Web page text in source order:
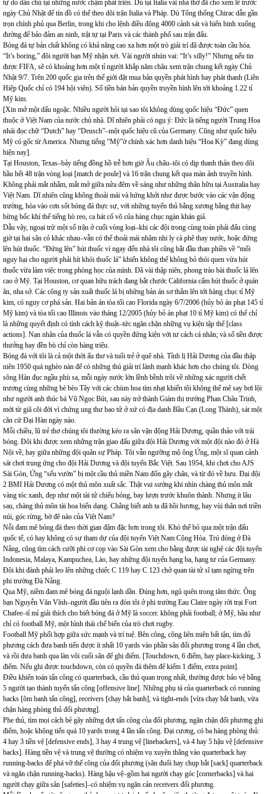
tự do dân chủ tại những nước chậm phát triển. Dù tại Italia vài nhà thờ đã cho xem lễ trước
ngày Chủ Nhật để tín đồ có thể theo dõi trận Italia và Pháp. Dù Tổng thống Chirac dẫn gần
trọn chính phủ qua Berlin, trong khi cho lệnh điều động 4000 cảnh sát và hiến binh xuống
đường để bảo đảm an ninh, trật tự tại Paris và các thành phố sau trận đấu.
Bóng đá tự bản chất không có khả năng cao xa hơn một trò giải trí đã được toàn cầu hóa.
“It’s boring,” đôi người bạn Mỹ nhận xét. Vài người nhún vai: “It’s silly!” Nhưng nếu tin
được FIFA, sẽ có khoảng hơn một tỉ người khắp năm châu xem trận chung kết ngày Chủ
Nhật 9/7. Trên 200 quốc gia trên thế giới đặt mua bản quyền phát hình hay phát thanh (Liên
Hiệp Quốc chỉ có 194 hội viên). Số tiền bán bản quyền truyền hình lên tới khoảng 1.22 tỉ
Mỹ kim.
[Xin mở một dấu ngoặc. Nhiều người hỏi tại sao tôi không dùng quốc hiệu “Đức” quen
thuộc ở Việt Nam của nước chủ nhà. Dĩ nhiên phải có ngụ ý: Đức là tiếng người Trung Hoa
nhái đọc chữ “Dutch” hay “Deusch”–một quốc hiệu cũ của Germany. Cũng như quốc hiệu
Mỹ có gốc từ America. Nhưng tiếng “Mỹ”ờ chính xác hơn danh hiệu “Hoa Kỳ” đang dùng
hiện nay].
Tại Houston, Texas–bảy tiếng đồng hồ trễ hơn giờ Âu châu–tôi có dịp thanh thản theo dõi
hầu hết 48 trận vòng loại [match de poule] và 16 trận chung kết qua màn ảnh truyền hình.
Không phải mắt nhắm, mắt mở giữa nửa đêm về sáng như những thân hữu tại Australia hay
Việt Nam. Dĩ nhiên cũng không thoải mái và hứng khởi như được bước vào các vận động
trường, hòa vào cơn sốt bóng đá thực sự, với những tuyển thủ bằng xương bằng thịt hay
bừng bốc khí thế tiếng hò reo, ca hát cổ võ của hàng chục ngàn khán giả.
Dẫu vậy, ngoại trừ một số trận ở cuối vòng loại–khi các đội trong cùng toán phải đấu cùng
giờ tại hai sân cỏ khác nhau–vẫn có thể thoải mái nhâm nhi ly cà phê thay nước, hoặc đứng
lên hút thuốc. “Đứng lên” hút thuốc vì ngay đến nhà tôi cũng bắt đầu than phiền về “mối
nguy hại cho người phải hít khói thuốc lá” khiến không thể không bỏ thói quen vừa hút
thuốc vừa làm việc trong phòng học của mình. Đã vài thập niên, phong trào bài thuốc lá lên
cao ở Mỹ. Tại Houston, cơ quan hữu trách đang bắt chước California cấm hút thuốc ở quán
ăn, nha sở. Các công ty sản xuất thuốc lá bị những bản án sơ thẩm lên tới hàng chục tỉ Mỹ
kim, có nguy cơ phá sản. Hai bản án tòa tối cao Florida ngày 6/7/2006 (hủy bỏ án phạt 145 tỉ
Mỹ kim) và tòa tối cao Illinois vào tháng 12/2005 (hủy bỏ án phạt 10 tỉ Mỹ kim) có thể chỉ
là những quyết định có tính cách kỹ thuật–tức ngăn chặn những vụ kiện tập thể [class
actions]. Nạn nhân của thuốc lá vẫn có quyền đứng kiện với tư cách cá nhân; và số tiền được
thưởng hay đền bù chỉ còn hàng triệu.
Bóng đá với tôi là cả một thời ấu thơ và tuổi trẻ ở quê nhà. Tỉnh lị Hải Dương của đầu thập
niên 1950 quá nghèo nàn để có những thú giải trí lành mạnh khác hơn cho chúng tôi. Dòng
sông Hàn đục ngầu phù sa, mỗi ngày nước lớn lềnh bềnh trôi về những xác người chết
trương cùng những bè bèo Tây với các chùm hoa tím nhạt khiến tôi không thể mê say bơi lội
như người anh thúc bá Vũ Ngọc Bút, sau này trở thành Giám thị trường Phan Châu Trinh,
mới từ giã cõi đời vì chứng ung thư bao tử ở xứ có địa danh Bầu Cạn (Long Thành), sát một
căn cứ Đại Hàn ngày nào.
Mỗi chiều, lũ trẻ thơ chúng tôi thường kéo ra sân vận động Hải Dương, quần thảo với trái
bóng. Đôi khi được xem những trận giao đấu giữa đội Hải Dương với một đội nào đó ở Hà
Nội về, hay giữa những đội quân sự Pháp. Tôi vẫn ngưỡng mộ ông Ứng, một sĩ quan cảnh
sát chơi trung ứng cho đội Hải Dương và đội tuyển Bắc Việt. Sau 1954, khi chơi cho AJS
Sài Gòn, Ứng “sếu vườn” bị một cầu thủ miền Nam đốn gãy chân, và từ đó về hưu. Đại đội
2 BMI Hải Dương có một thủ môn xuất sắc. Thật vui sướng khi nhìn chàng thủ môn mắt
vàng tóc xanh, đẹp như một tài tử chiếu bóng, bay lượn trước khuôn thành. Nhưng ít lâu
sau, chàng thủ môn tài hoa biến dạng. Chẳng biết anh ta đã hồi hương, hay vùi thân nơi triền
núi, góc rừng, bờ đê nào của Việt Nam?
Nỗi đam mê bóng đá theo thời gian đậm đặc hơn trong tôi. Khó thể bỏ qua một trận đấu
quốc tế, có hay không có sự tham dự của đội tuyển Việt Nam Cộng Hòa. Trú đóng ở Đà
Nẵng, cũng tìm cách cưỡi phi cơ cọp vào Sài Gòn xem cho bằng được tài nghệ các đội tuyển
Indonesia, Malaya, Kampuchea, Lào, hay những đội tuyển hạng ba, hạng tư của Germany.
Đôi khi đành phải leo lên những chiếc C 119 hay C 123 chở quan tài tử sĩ tạm ngừng trên
phi trường Đà Nẵng.
Qua Mỹ, niềm đam mê bóng đá nguội lạnh dần. Đúng hơn, ngủ quên trong tâm thức. Ông
bạn Nguyễn Văn Vĩnh–người đầu tiên ra đón tôi ở phi trường Eau Claire ngày rời trại Fort
Chafee–tỉ mỉ giải thích cho biết bóng đá ở Mỹ là soccer. không phải football; ở Mỹ, hầu như
chỉ có football Mỹ, một hình thái chế biến của trò chơi rugby.
Football Mỹ phối hợp giữa sức mạnh và trí tuệ. Bên công, công liên miên bất tận, tìm đủ
phương cách đưa banh tiến được ít nhất 10 yards vào phần sân đối phương trong 4 lần chơi,
và rồi đưa banh qua làn vôi cuối sân để ghi điểm. [Touchdown, 6 điểm, hay place-kicking, 3
điểm. Nếu ghi được touchdown, còn có quyền đá thêm để kiếm 1 điểm, extra point].
Điều khiển toán tấn công có quarterback, cầu thủ quan trọng nhất, thường được bảo vệ bằng
5 người tạo thành tuyến tấn công [offensive line]. Những phụ tá của quarterback có running
backs [ôm banh tấn công], receivers [chạy bắt banh], và tight-ends [vừa chạy bắt banh, vừa
chặn hàng phòng thủ đối phương].
Phe thủ, tìm mọi cách bẻ gãy những đợt tấn công của đối phương, ngăn chặn đối phương ghi
điểm, hoặc không tiến quá 10 yards trong 4 lần tấn công. Đại cương, có ba hàng phòng thủ:
4 hay 3 tiền vệ [defensive ends], 3 hay 4 trung vệ [linebackers], và 4 hay 5 hậu vệ [defensive
backs]. Hàng tiền vệ và trung vệ thường có nhiệm vụ xuyên thẳng vào quarterback hay
running-backs để phá vỡ thế công của đối phương (săn đuổi hay chụp bắt [sack] quarterback
và ngăn chặn running-backs). Hàng hậu vệ–gồm hai người chạy góc [cornerbacks] và hai
người chạy giữa sân [safeties]–có nhiệm vụ ngăn cản receivers đối phương.